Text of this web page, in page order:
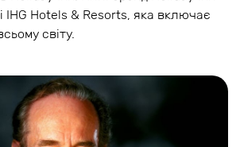
IHG Hotels & Resorts, яка включає
світу.